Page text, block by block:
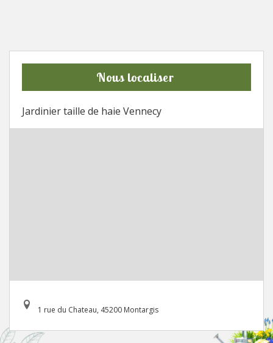
Nous localiser
Jardinier taille de haie Vennecy
1 rue du Chateau, 45200 Montargis